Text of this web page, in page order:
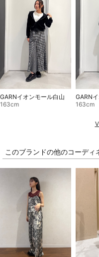
GARNイオンモール白山
163cm
GARN
163cm
このブランドの他のコーディ